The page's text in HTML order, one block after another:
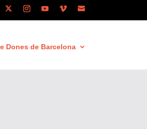
Dones de Barcelona